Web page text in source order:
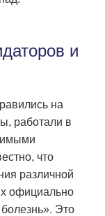
в и
на
работали в
что
различной
официально
Это